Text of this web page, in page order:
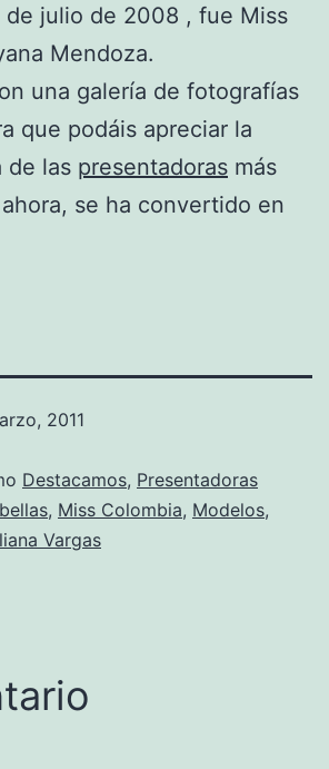
de julio de 2008 , fue Miss
Mendoza.
una galería de fotografías
que podáis apreciar la
de las presentadoras más
se ha convertido en
2011
Destacamos, Presentadoras
bellas, Miss Colombia, Modelos,
Vargas